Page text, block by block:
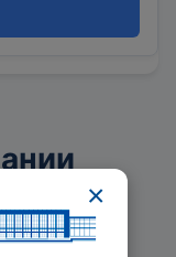
получите
×